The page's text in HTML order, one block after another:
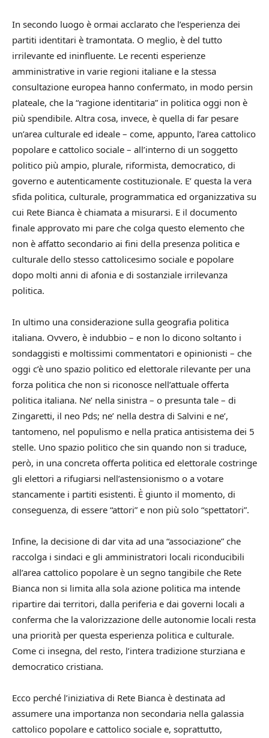
In secondo luogo è ormai acclarato che l’esperienza dei
partiti identitari è tramontata. O meglio, è del tutto
irrilevante ed ininfluente. Le recenti esperienze
amministrative in varie regioni italiane e la stessa
consultazione europea hanno confermato, in modo persin
plateale, che la “ragione identitaria” in politica oggi non è
più spendibile. Altra cosa, invece, è quella di far pesare
un’area culturale ed ideale – come, appunto, l’area cattolico
popolare e cattolico sociale – all’interno di un soggetto
politico più ampio, plurale, riformista, democratico, di
governo e autenticamente costituzionale. E’ questa la vera
sfida politica, culturale, programmatica ed organizzativa su
cui Rete Bianca è chiamata a misurarsi. E il documento
finale approvato mi pare che colga questo elemento che
non è affatto secondario ai fini della presenza politica e
culturale dello stesso cattolicesimo sociale e popolare
dopo molti anni di afonia e di sostanziale irrilevanza
politica.
In ultimo una considerazione sulla geografia politica
italiana. Ovvero, è indubbio – e non lo dicono soltanto i
sondaggisti e moltissimi commentatori e opinionisti – che
oggi c’è uno spazio politico ed elettorale rilevante per una
forza politica che non si riconosce nell’attuale offerta
politica italiana. Ne’ nella sinistra – o presunta tale – di
Zingaretti, il neo Pds; ne’ nella destra di Salvini e ne’,
tantomeno, nel populismo e nella pratica antisistema dei 5
stelle. Uno spazio politico che sin quando non si traduce,
però, in una concreta offerta politica ed elettorale costringe
gli elettori a rifugiarsi nell’astensionismo o a votare
stancamente i partiti esistenti. È giunto il momento, di
conseguenza, di essere “attori” e non più solo “spettatori”.
Infine, la decisione di dar vita ad una “associazione” che
raccolga i sindaci e gli amministratori locali riconducibili
all’area cattolico popolare è un segno tangibile che Rete
Bianca non si limita alla sola azione politica ma intende
ripartire dai territori, dalla periferia e dai governi locali a
conferma che la valorizzazione delle autonomie locali resta
una priorità per questa esperienza politica e culturale.
Come ci insegna, del resto, l’intera tradizione sturziana e
democratico cristiana.
Ecco perché l’iniziativa di Rete Bianca è destinata ad
assumere una importanza non secondaria nella galassia
cattolico popolare e cattolico sociale e, soprattutto,